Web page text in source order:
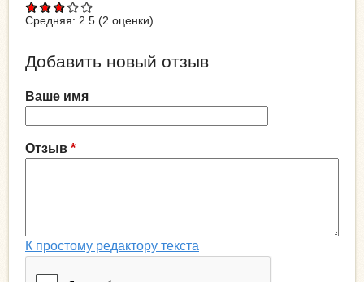
Средняя: 2.5 (2 оценки)
Добавить новый отзыв
Ваше имя
Отзыв *
К простому редактору текста